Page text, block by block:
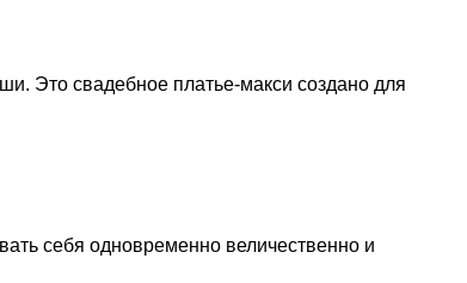
Это свадебное платье-макси создано для
себя одновременно величественно и